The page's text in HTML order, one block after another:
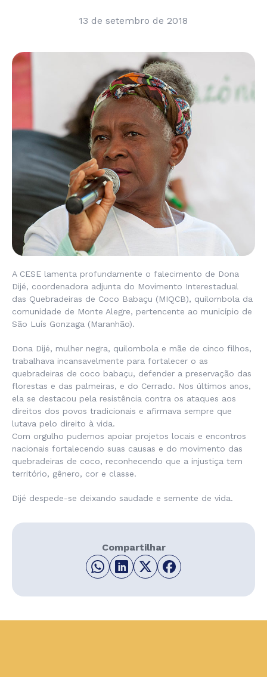
13 de setembro de 2018
A CESE lamenta profundamente o falecimento de Dona
Dijé, coordenadora adjunta do Movimento Interestadual
das Quebradeiras de Coco Babaçu (MIQCB), quilombola da
comunidade de Monte Alegre, pertencente ao município de
São Luís Gonzaga (Maranhão).
Dona Dijé, mulher negra, quilombola e mãe de cinco filhos,
trabalhava incansavelmente para fortalecer o as
quebradeiras de coco babaçu, defender a preservação das
florestas e das palmeiras, e do Cerrado. Nos últimos anos,
ela se destacou pela resistência contra os ataques aos
direitos dos povos tradicionais e afirmava sempre que
lutava pelo direito à vida.
Com orgulho pudemos apoiar projetos locais e encontros
nacionais fortalecendo suas causas e do movimento das
quebradeiras de coco, reconhecendo que a injustiça tem
território, gênero, cor e classe.
Dijé despede-se deixando saudade e semente de vida.
Compartilhar